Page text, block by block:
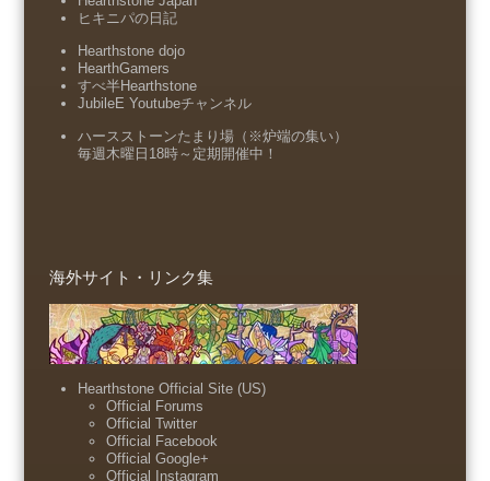
ヒキニパの日記
Hearthstone dojo
HearthGamers
すべ半Hearthstone
JubileE Youtubeチャンネル
ハースストーンたまり場（※炉端の集い）
毎週木曜日18時～定期開催中！
海外サイト・リンク集
Hearthstone Official Site (US)
Official Forums
Official Twitter
Official Facebook
Official Google+
Official Instagram